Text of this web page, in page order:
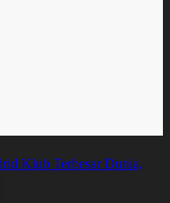
Klub Terbesar Dunia,